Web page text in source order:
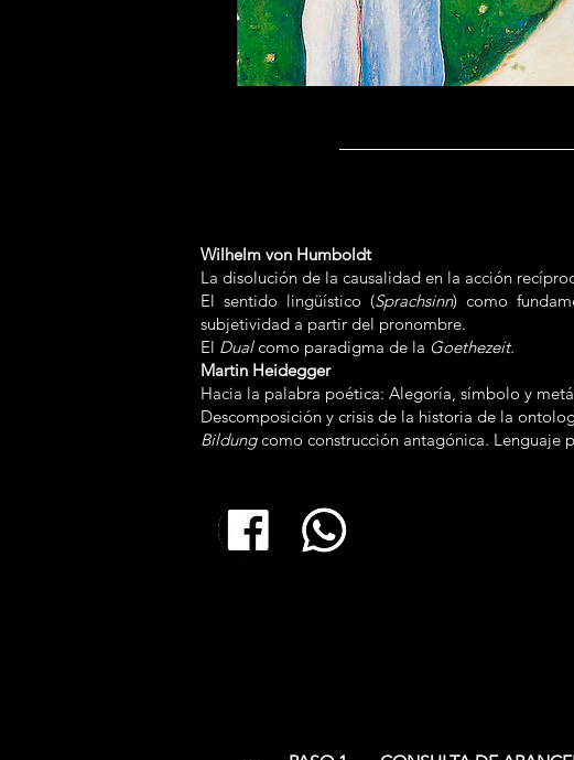
Wilhelm von Humboldt
La disolución de la causalidad en la acción
El sentido lingüístico (Sprachsinn) como
subjetividad a partir del pronombre.
El Dualcomo paradigma de la Goethezeit.
Martin Heidegger
Hacia la palabra poética: Alegoría, símbolo y
Descomposición y crisis de la historia de la
Bildungcomo construcción antagónica. Lenguaje